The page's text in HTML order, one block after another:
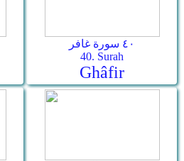
٤٠ سورة غافر
40. Surah
Ghâfir